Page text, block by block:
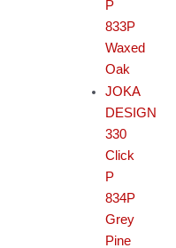
P
833P
Waxed
Oak
JOKA
DESIGN
330
Click
P
834P
Grey
Pine